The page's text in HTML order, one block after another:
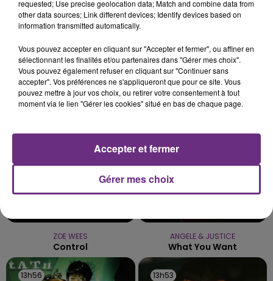
LA CENTRALE NUCLÉAIRE DE CHOOZ
TOUJOURS À L'ARRÊT
Cela fait déjà une semaine que la centrale
nucléaire ardennaise est à l'arrêt. Une situation
justifiée par la sécheresse intense qui est toujours
présente.
TITRES DIFFUSÉS
ZOE WEES
Control
ANGELE & JUSTICE
What You Want
13h56
13h56 13h53
13h53
requested; Use precise geolocation data; Match and combine data from
other data sources; Link different devices; Identify devices based on
information transmitted automatically.
Vous pouvez accepter en cliquant sur "Accepter et fermer", ou affiner en
sélectionnant les finalités et/ou partenaires dans "Gérer mes choix".
Vous pouvez également refuser en cliquant sur "Continuer sans
accepter". Vos préférences ne s'appliqueront que pour ce site. Vous
pouvez mettre à jour vos choix, ou retirer votre consentement à tout
moment via le lien "Gérer les cookies" situé en bas de chaque page.
Gérer mes choix
Accepter et fermer